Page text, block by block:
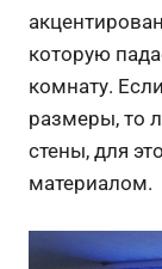
которую
комнату.
размеры, то
стены, для
материалом.